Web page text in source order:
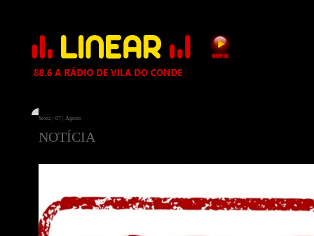
Sexta | 07 | Agosto
NOTÍCIA